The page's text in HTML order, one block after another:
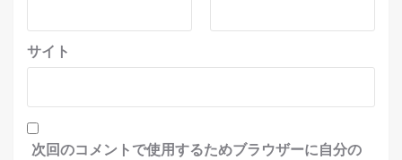
サイト
次回のコメントで使用するためブラウザーに自分の